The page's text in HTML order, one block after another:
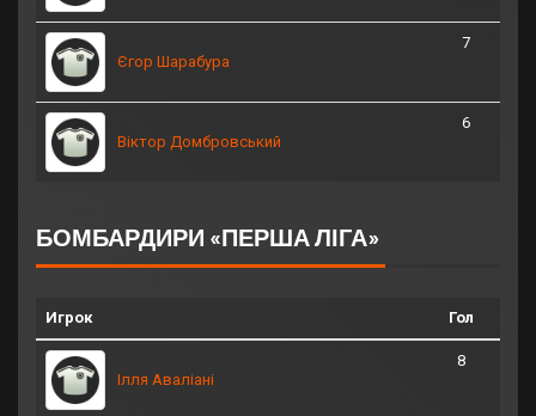
Єгор Шарабура
7
Віктор Домбровський
6
БОМБАРДИРИ «ПЕРША ЛІГА»
Игрок Гол
Ілля Аваліані
8